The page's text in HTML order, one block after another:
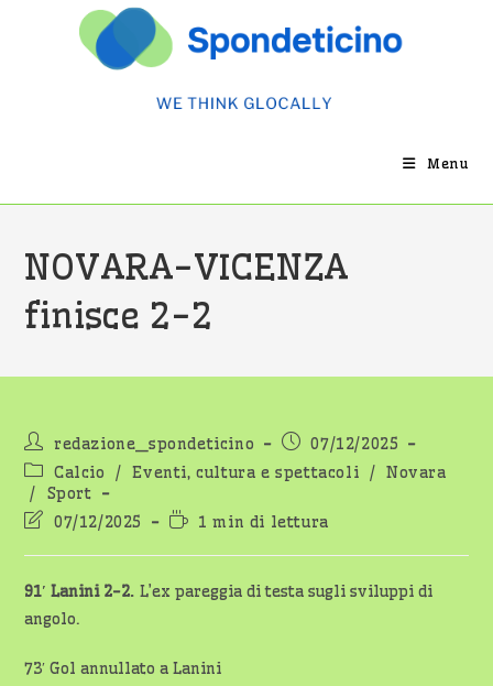
Menu
NOVARA-VICENZA
finisce 2-2
Autore
dell'articolo:
redazione_spondeticino
Articolo
pubblicato:
07/12/2025
Categoria
dell'articolo:
Calcio / Eventi, cultura e spettacoli / Novara
/
Sport
Ultima
dell'articolo:
07/12/2025
Tempo
lettura:
1 min di lettura
91′ Lanini 2-2.L’ex pareggia di testa sugli sviluppi di
angolo.
73′ Gol annullato a Lanini